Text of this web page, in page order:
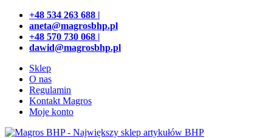
Przejdź
nawigacji
Przeskocz
treści
+48 534 263 688 |
aneta@magrosbhp.pl
+48 570 730 068 |
dawid@magrosbhp.pl
Sklep
O nas
Regulamin
Kontakt Magros
Moje konto